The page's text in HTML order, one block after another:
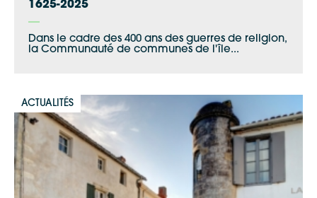
1625-2025
Dans le cadre des 400 ans des guerres de religion,
la Communauté de communes de l'île...
ACTUALITÉS